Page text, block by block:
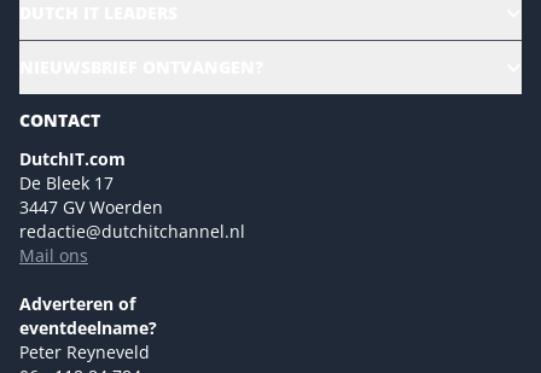
Sustainability | Green IT
Marketing- en contentmogelijkheden 2026
Events- en sponsormogelijkheden 2026
Ons team
Colofon
Tip de redactie
Versturen
CONTACT
DutchIT.com
De Bleek 17
3447 GV Woerden
redactie@dutchitchannel.nl
Mail ons
Adverteren of
eventdeelname?
Peter Reyneveld